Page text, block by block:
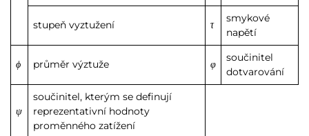
stupeň vyztužení τ
smykové
napětí
ϕ průměr výztuže φ
součinitel
dotvarování
ψ
součinitel, kterým se definují
reprezentativní hodnoty
proměnného zatížení